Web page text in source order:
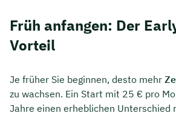
Früh anfangen: Der
Vorteil
Je früher Sie beginnen, desto mehr
zu wachsen. Ein Start mit 25 € pro
Jahre einen erheblichen Unterschied